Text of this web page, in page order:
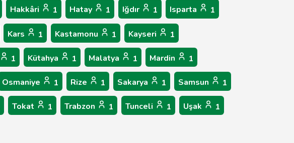
Hakkâri 1 Hatay 1 Iğdır 1 Isparta 1
Kars 1 Kastamonu 1 Kayseri 1
1 Kütahya 1 Malatya 1 Mardin 1
Osmaniye 1 Rize 1 Sakarya 1 Samsun 1
Tokat 1 Trabzon 1 Tunceli 1 Uşak 1